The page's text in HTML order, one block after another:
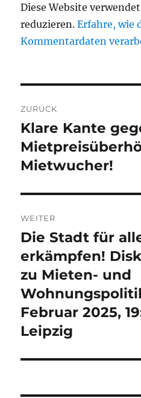
Diese Website
reduzieren.Erfahre, wie
Kommentardaten
ZURÜCK
Vorheriger
Beitrag:
Klare Kante
Mietwucher!
WEITER
Nächster
Beitrag:
Die Stadt für
erkämpfen!
zu Mieten- und
Februar 2025,
Leipzig